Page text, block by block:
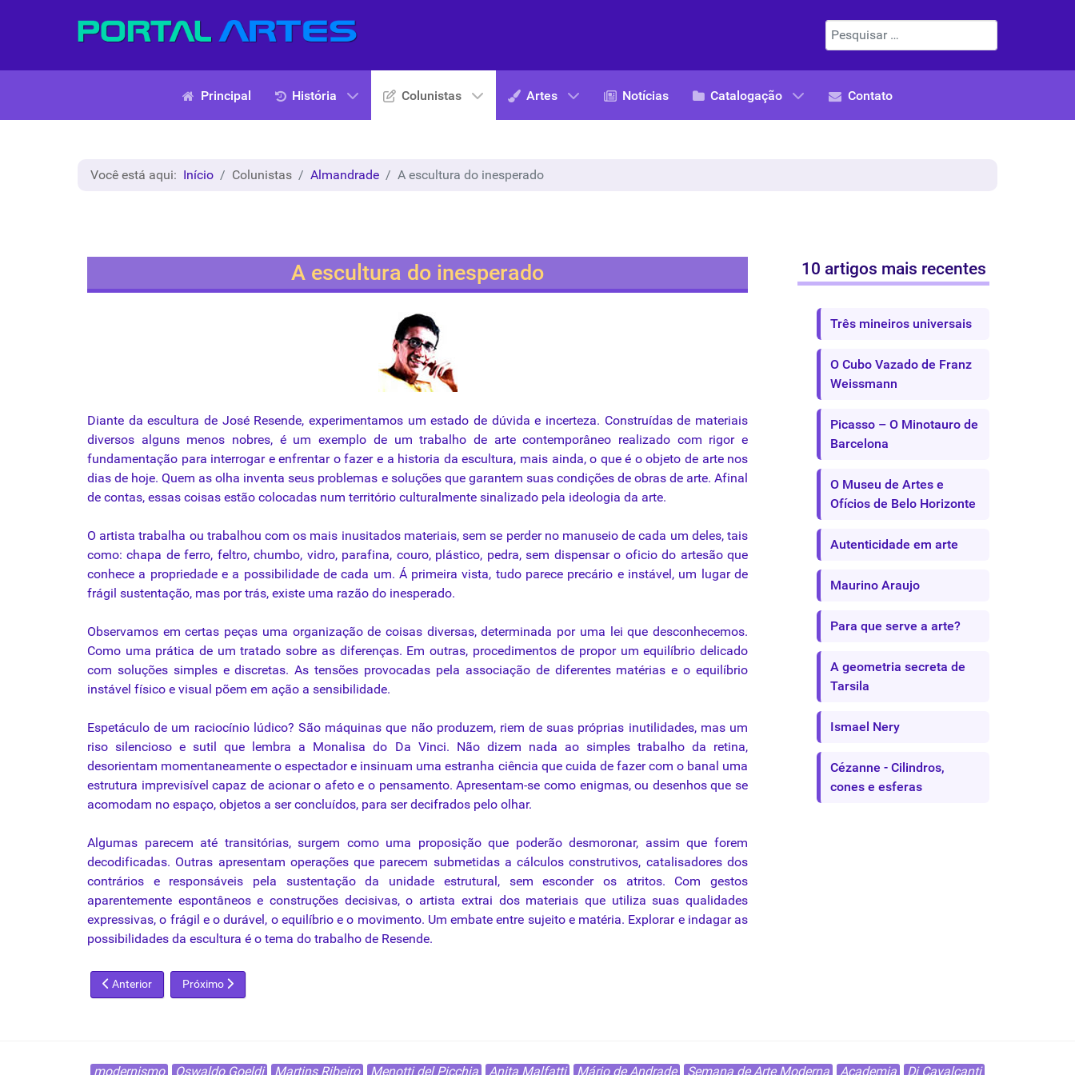
Pesquisar
Principal História Colunistas Artes Notícias Catalogação Contato
Você está aqui: Início Colunistas Almandrade A escultura do inesperado
A escultura do inesperado
Diante da escultura de José Resende,experimentamos umestado de dúvida e incerteza. Construídasde materiais
diversos alguns menos nobres, éumexemplo de umtrabalho de arte contemporâneo realizadocom rigor e
fundamentação para interrogareenfrentarofazere a historia da escultura, mais ainda, o que é oobjeto de artenos
dias de hoje.Quem asolha inventa seus problemas e soluções que garantem suas condições de obras de arte. Afinal
de contas, essas coisas estão colocadas num território culturalmente sinalizado pela ideologia da arte.
O artista trabalha ou trabalhou com os mais inusitados materiais, sem se perder no manuseio de cada um deles, tais
como: chapa de ferro, feltro, chumbo, vidro, parafina, couro, plástico, pedra, sem dispensar o oficio do artesão que
conhece a propriedade e a possibilidade de cada um. Á primeira vista, tudo parece precário e instável, um lugar de
frágil sustentação, mas por trás, existe uma razão do inesperado.
Observamos em certas peças uma organização de coisas diversas, determinada por uma leique desconhecemos.
Como uma prática de um tratado sobre as diferenças. Em outras, procedimentos de propor um equilíbrio delicado
com soluçõessimples e discretas. As tensões provocadas pela associação de diferentes matérias e o equilíbrio
instável físico e visual põem em ação a sensibilidade.
Espetáculo de um raciocínio lúdico? São máquinasque não produzem, riem de suas próprias inutilidades, mas um
riso silencioso e sutilque lembra a Monalisa do Da Vinci. Não dizem nada ao simples trabalho da retina,
desorientam momentaneamente o espectador e insinuam uma estranha ciência quecuida de fazercom o banal uma
estrutura imprevisível capaz de acionar o afeto e o pensamento. Apresentam-se como enigmas, ou desenhosque se
acomodam no espaço, objetos a ser concluídos, para ser decifrados pelo olhar.
Algumas parecem até transitórias, surgem como uma proposiçãoque poderão desmoronar, assimque forem
decodificadas. Outras apresentam operaçõesque parecem submetidas a cálculos construtivos, catalisadores dos
contrários e responsáveis pela sustentaçãoda unidade estrutural, sem esconder os atritos. Com gestos
aparentemente espontâneos e construções decisivas, o artista extrai dos materiais queutiliza suasqualidades
expressivas, o frágil e o durável, o equilíbrio e o movimento. Um embate entre sujeito e matéria. Explorar e indagar as
possibilidades da escultura é o tema do trabalho de Resende.
Artigo anterior: A Linguagem e a Transgressão da Veste
Anterior Próximo artigo: A estética do cubismo e o fim do espaço renascentista
Próximo
10 artigos mais recentes
Três mineiros universais
O Cubo Vazado de Franz
Weissmann
Picasso – O Minotauro de
Barcelona
O Museu de Artes e
Ofícios de Belo Horizonte
Autenticidade em arte
Maurino Araujo
Para que serve a arte?
A geometria secreta de
Tarsila
Ismael Nery
Cézanne - Cilindros,
cones e esferas
modernismo Oswaldo Goeldi Martins Ribeiro Menotti del Picchia Anita Malfatti Mário de Andrade Semana de Arte Moderna Academia Di Cavalcanti